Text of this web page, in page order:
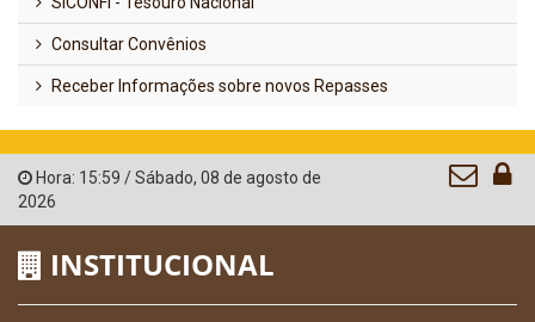
Consultar Convênios
Receber Informações sobre novos Repasses
Hora: 15:59 /Sábado, 08 de agosto de
2026
INSTITUCIONAL